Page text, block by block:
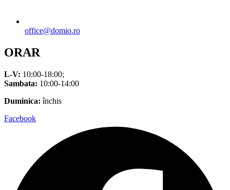
office@domio.ro
ORAR
L-V: 10:00-18:00;
Sambata: 10:00-14:00
Duminica: închis
Facebook